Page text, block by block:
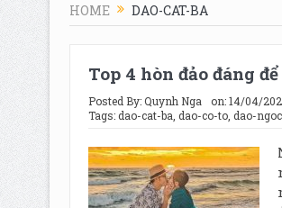
HOME DAO-CAT-BA
Top 4 hòn đảo đáng
Posted By:Quynh Nga on:14/04/
Tags:dao-cat-ba dao-co-to, dao-